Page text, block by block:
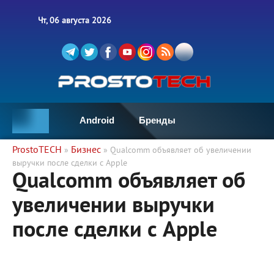
Чт, 06 августа 2026
Android Бренды
ProstoTECH » Бизнес » Qualcomm объявляет об увеличении
выручки после сделки с Apple
Qualcomm объявляет об
увеличении выручки
после сделки с Apple